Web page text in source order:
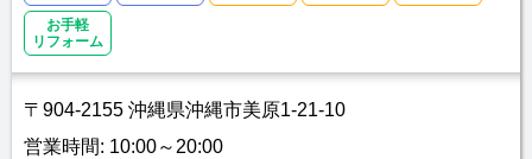
お手軽
リフォーム
〒904-2155 沖縄県沖縄市美原1-21-10
営業時間: 10:00～20:00